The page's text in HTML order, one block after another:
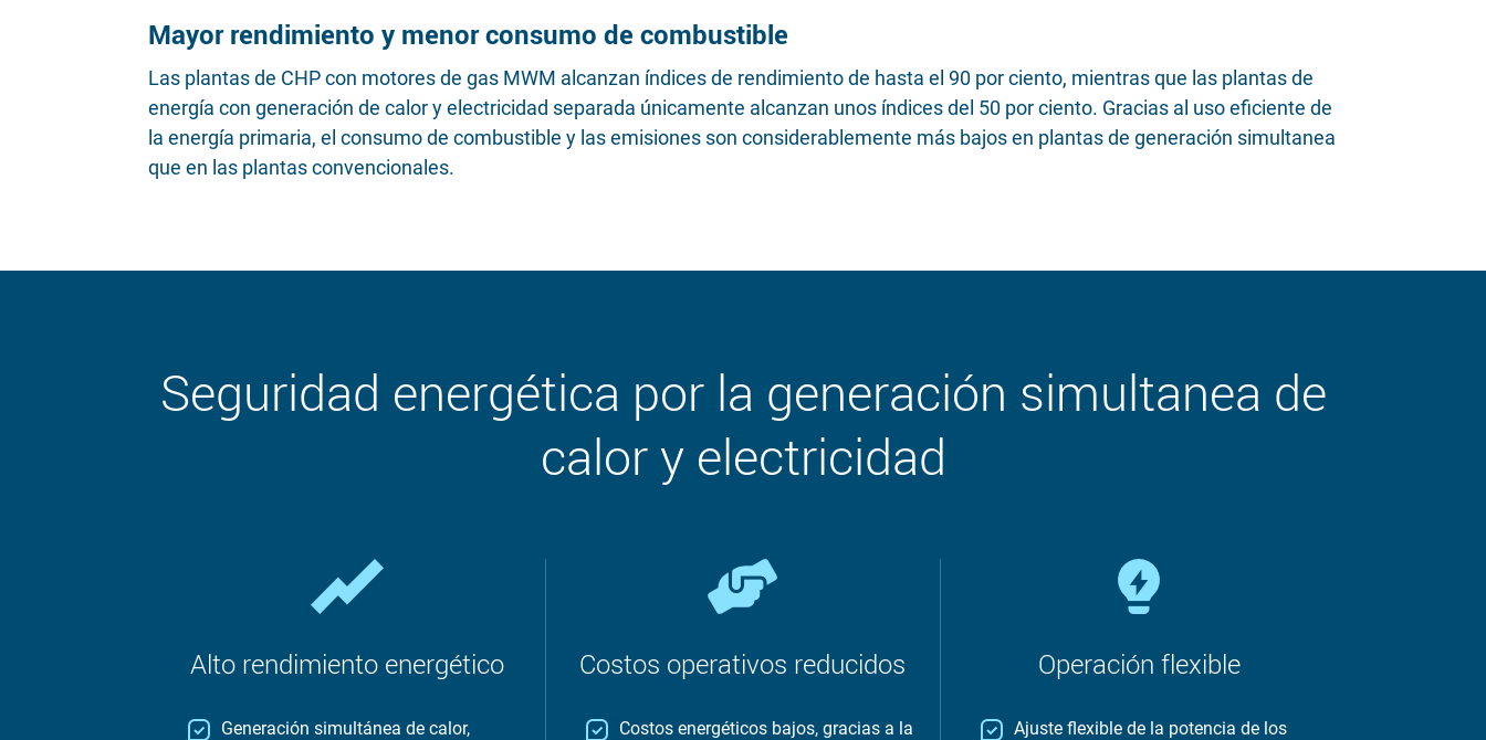
Mayor rendimiento y menor consumo de combustible
Las plantas de CHP con motores de gas MWM alcanzan índices de rendimiento de hasta el 90 por ciento, mientras que las plantas de
energía con generación de calor y electricidad separada únicamente alcanzan unos índices del 50 por ciento. Gracias al uso eficiente de
la energía primaria, el consumo de combustible y las emisiones son considerablemente más bajos en plantas de generación simultanea
que en las plantas convencionales.
Seguridad energética por la generación simultanea de
calor y electricidad
Alto rendimiento energético
Generación simultánea de calor,
Costos operativos reducidos
Costos energéticos bajos, gracias a la
Operación flexible
Ajuste flexible de la potencia de los